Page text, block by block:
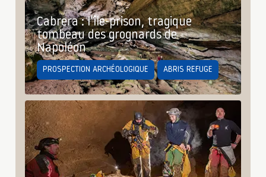
Cabrera : l’île-prison, tragique
tombeau des grognards de
Napoléon
PROSPECTION ARCHÉOLOGIQUE ABRIS REFUGE